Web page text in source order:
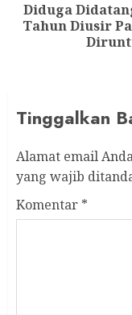
Next
Diduga
Tahun Diusir
Tinggalkan
Alamat email
yang wajib
Komentar *